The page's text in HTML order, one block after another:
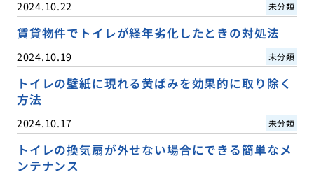
2024.10.22 未分類
賃貸物件でトイレが経年劣化したときの対処法
2024.10.19 未分類
トイレの壁紙に現れる黄ばみを効果的に取り除く
方法
2024.10.17 未分類
トイレの換気扇が外せない場合にできる簡単なメ
ンテナンス